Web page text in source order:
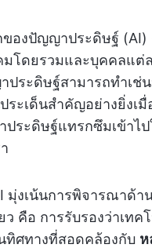
องปัญญาประดิษฐ์ (AI)
มโดยรวมและบุคคลแต่
ระดิษฐ์สามารถทำเช่
ระเด็นสำคัญอย่างยิ่งเมื่
ระดิษฐ์แทรกซึมเข้าไป
มุ่งเน้นการพิจารณาด้า
ว คือ การรับรองว่าเทค
ทิศทางที่สอดคล้องกับ ห